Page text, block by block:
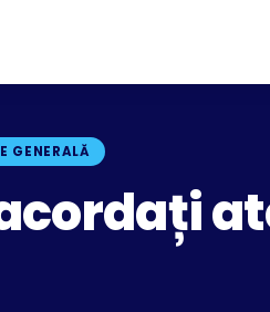
GENERALĂ